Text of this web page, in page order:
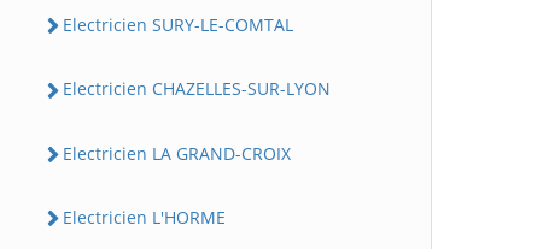
Electricien SURY-LE-COMTAL
Electricien CHAZELLES-SUR-LYON
Electricien LA GRAND-CROIX
Electricien L'HORME